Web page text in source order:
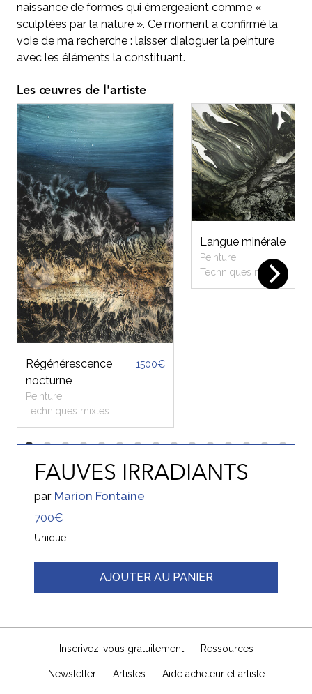
naissance de formes qui émergeaient comme «
sculptées par la nature ». Ce moment a confirmé la
voie de ma recherche : laisser dialoguer la peinture
avec les éléments la constituant.
Les œuvres de l'artiste
Régénérescence
nocturne
Peinture
Techniques mixtes
1500€
Langue minérale
Peinture
Techniques mixtes
FAUVES IRRADIANTS
par Marion Fontaine
700€
Unique
AJOUTER AU PANIER
Inscrivez-vous gratuitement Ressources
Newsletter Artistes Aide acheteur et artiste